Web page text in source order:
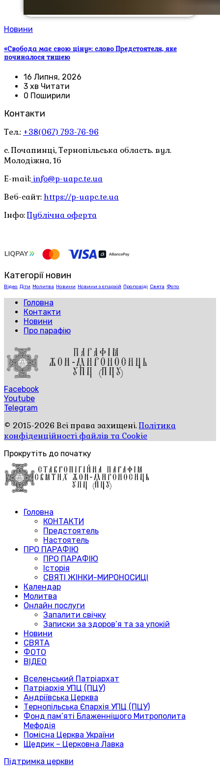
Новини
«Свобода має свою ціну»: слово Предстоятеля, яке
починалося тишею
16 Липня, 2026
3 хв Читати
0 Поширили
Контакти
Тел.: +38(067) 793-76-96
с. Почапинці, Тернопільська область. вул.
Молодіжна, 1б
E-mail: info@p-uapc.te.ua
Веб-сайт: https://p-uapc.te.ua
Інфо:Публічна оферта
Категорії новин
Відео Діти Молитва Новини Новини з єпархій Проповіді Свята Фото
Головна
Контакти
Новини
Про парафію
Facebook
Youtube
Telegram
© 2015-2026 Всі права захищені.Політика
конфіденційності файлів та Cookie
Прокрутіть до початку
Головна
КОНТАКТИ
Предстоятель
Настоятель
ПРО ПАРАФІЮ
ПРО ПАРАФІЮ
Історія
СВЯТІ ЖІНКИ-МИРОНОСИЦІ
Календар
Молитва
Онлайн послуги
Запалити свічку
Записки за здоров’я та за упокій
Новини
СВЯТА
ФОТО
ВІДЕО
Вселенський Патріархат
Патріархія УПЦ (ПЦУ)
Андріївська Церква
Тернопільська Єпархія УПЦ (ПЦУ)
Фонд пам’яті Блаженнішого Митрополита
Мефодія
Помісна Церква України
Щедрик – Церковна Лавка
Підтримка церкви